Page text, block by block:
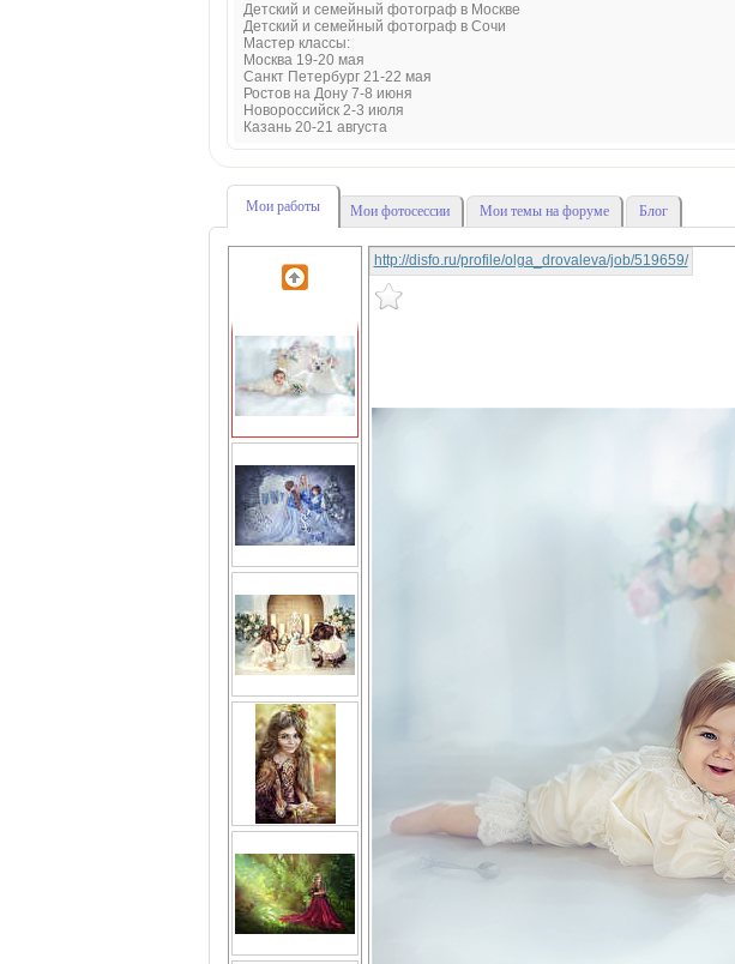
Детский и семейный фотограф в Москве
Детский и семейный фотограф в Сочи
Мастер классы:
Москва 19-20 мая
Санкт Петербург 21-22 мая
Ростов на Дону 7-8 июня
Новороссийск 2-3 июля
Казань 20-21 августа
Мои работы Мои фотосессии Мои темы на форуме Блог
http://disfo.ru/profile/olga_drovaleva/job/519659/